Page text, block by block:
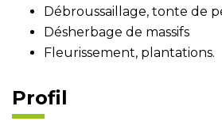
Débroussaillage, tonte de
Désherbage de massifs
Fleurissement, plantations.
Profil